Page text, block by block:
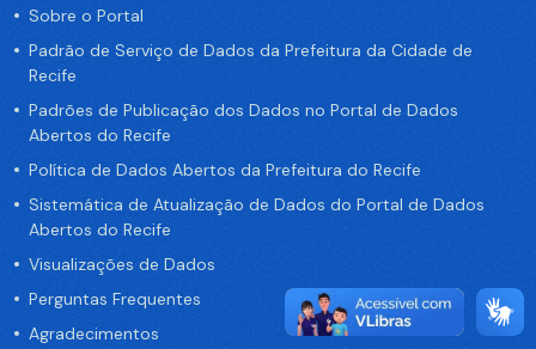
Sobre o Portal
Padrão de Serviço de Dados da Prefeitura da Cidade de
Recife
Padrões de Publicação dos Dados no Portal de Dados
Abertos do Recife
Política de Dados Abertos da Prefeitura do Recife
Sistemática de Atualização de Dados do Portal de Dados
Abertos do Recife
Visualizações de Dados
Perguntas Frequentes
Agradecimentos